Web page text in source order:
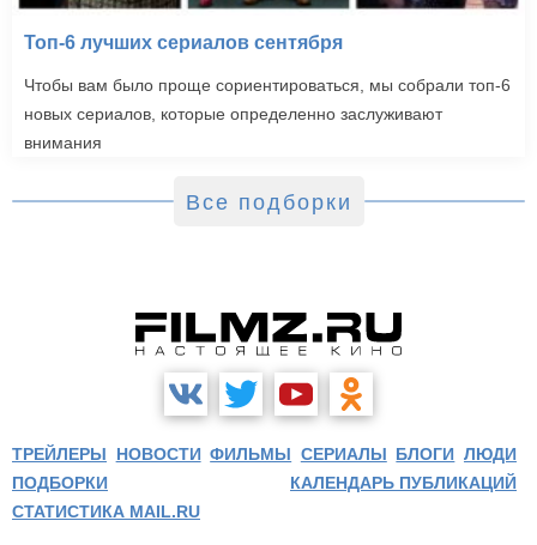
Топ-6 лучших сериалов сентября
Чтобы вам было проще сориентироваться, мы собрали топ-6
новых сериалов, которые определенно заслуживают
внимания
Все подборки
ТРЕЙЛЕРЫ НОВОСТИ ФИЛЬМЫ СЕРИАЛЫ БЛОГИ ЛЮДИ
ПОДБОРКИ
КАЛЕНДАРЬ ПУБЛИКАЦИЙ
СТАТИСТИКА MAIL.RU